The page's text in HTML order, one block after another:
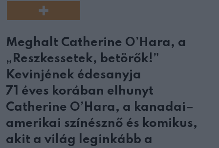
Meghalt Catherine O’Hara, a
„Reszkessetek, betörők!”
Kevinjének édesanyja
71 éves korában elhunyt
Catherine O’Hara, a kanadai–
amerikai színésznő és komikus,
akit a világ leginkább a